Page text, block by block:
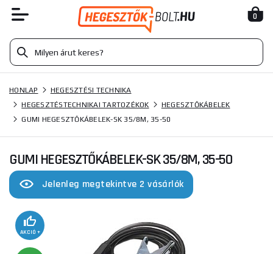
0
HONLAP
HEGESZTÉSI TECHNIKA
HEGESZTÉSTECHNIKAI TARTOZÉKOK
HEGESZTŐKÁBELEK
GUMI HEGESZTŐKÁBELEK-SK 35/8M, 35-50
GUMI HEGESZTŐKÁBELEK-SK 35/8M, 35-50
Jelenleg megtekintve 2 vásárlók
AKCIÓ +